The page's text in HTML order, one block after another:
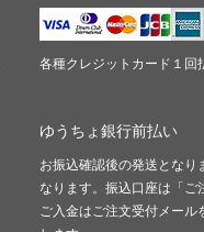
各種クレジットカード１回
ゆうちょ銀行前払い
お振込確認後の発送となり
なります。振込口座は「ご
ご入金はご注文受付メー